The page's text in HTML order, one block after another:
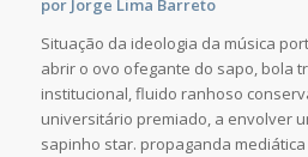
por Jorge Lima Barreto
Situação da ideologia da música
abrir o ovo ofegante do sapo, bola
institucional, fluido ranhoso
universitário premiado, a envolver
sapinho star. propaganda